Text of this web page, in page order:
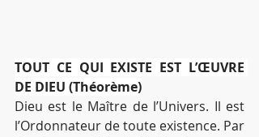
TOUT CE QUI EXISTE EST L’ŒUVRE
DE DIEU (Théorème)
Dieu est le Maître de l’Univers. Il est
l’Ordonnateur de toute existence. Par